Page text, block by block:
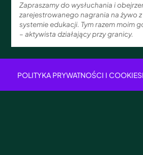
Zapraszamy do wysłuchania i
zarejestrowanego nagrania na żywo
systemie edukacji. Tym razem moim
– aktywista działający przy granicy.
POLITYKA PRYWATNOŚCI I COOKIES